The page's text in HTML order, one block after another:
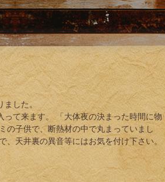
した。
て来ます。 「大体夜の決まった時間に物
の子供で、断熱材の中で丸まっていまし
天井裏の異音等にはお気を付け下さい。